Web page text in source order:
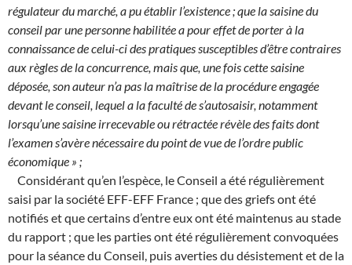
régulateur du marché, a pu établir l’existence ; que la saisine du
conseil par une personne habilitée a pour effet de porter à la
connaissance de celui-ci des pratiques susceptibles d’être contraires
aux règles de la concurrence, mais que, une fois cette saisine
déposée, son auteur n’a pas la maîtrise de la procédure engagée
devant le conseil, lequel a la faculté de s’autosaisir, notamment
lorsqu’une saisine irrecevable ou rétractée révèle des faits dont
l’examen s’avère nécessaire du point de vue de l’ordre public
économique » ;
Considérant qu’en l’espèce, le Conseil a été régulièrement
saisi par la société EFF-EFF France ; que des griefs ont été
notifiés et que certains d’entre eux ont été maintenus au stade
du rapport ; que les parties ont été régulièrement convoquées
pour la séance du Conseil, puis averties du désistement et de la